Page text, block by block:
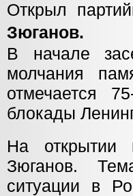
Открыл
Зюганов.
В начале
молчания
отмечается
блокады
На открытии
Зюганов.
ситуации в